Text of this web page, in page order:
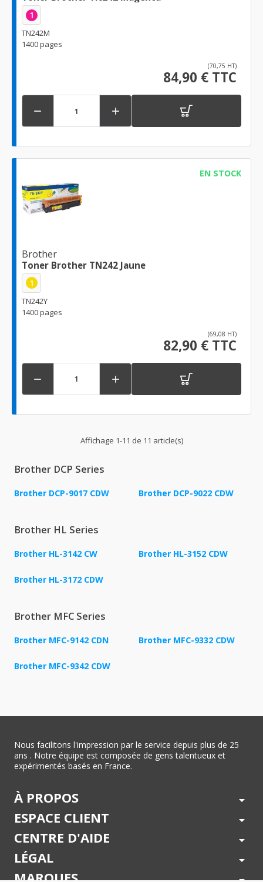
1
TN242M
1400 pages
(70,75 HT)
84,90 € TTC
 
EN STOCK
Brother
Toner Brother TN242 Jaune
1
TN242Y
1400 pages
(69,08 HT)
82,90 € TTC
 
Affichage 1-11 de 11 article(s)
Brother DCP Series
Brother DCP-9017 CDW Brother DCP-9022 CDW
Brother HL Series
Brother HL-3142 CW Brother HL-3152 CDW
Brother HL-3172 CDW
Brother MFC Series
Brother MFC-9142 CDN Brother MFC-9332 CDW
Brother MFC-9342 CDW
Nous facilitons l'impression par le service depuis plus de 25
ans . Notre équipe est composée de gens talentueux et
expérimentés basés en France.
À PROPOS arrow_drop_down
ESPACE CLIENT arrow_drop_down
CENTRE D'AIDE arrow_drop_down
LÉGAL arrow_drop_down
MARQUES